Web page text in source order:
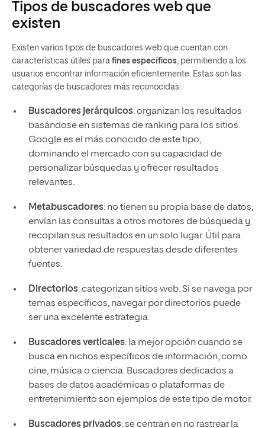
Tipos de buscadores web que
existen
Existen varios tipos de buscadores web que cuentan con
características útiles para fines específicos , permitiendo a los
usuarios encontrar información eficientemente. Estas son las
categorías de buscadores más reconocidas:
Buscadores jerárquicos: organizan los resultados
basándose en sistemas de ranking para los sitios.
Google es el más conocido de este tipo,
dominando el mercado con su capacidad de
personalizar búsquedas y ofrecer resultados
relevantes.
Metabuscadores: no tienen su propia base de datos;
envían las consultas a otros motores de búsqueda y
recopilan sus resultados en un solo lugar. Útil para
obtener variedad de respuestas desde diferentes
fuentes.
Directorios: categorizan sitios web. Si se navega por
temas específicos, navegar por directorios puede
ser una excelente estrategia.
Buscadores verticales: la mejor opción cuando se
busca en nichos específicos de información, como
cine, música o ciencia. Buscadores dedicados a
bases de datos académicas o plataformas de
entretenimiento son ejemplos de este tipo de motor.
Buscadores privados: se centran en no rastrear la